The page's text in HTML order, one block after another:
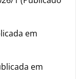
em
em